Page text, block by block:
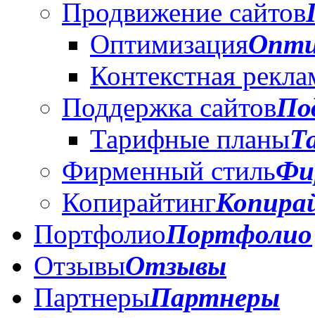
Продвижение сайтов
Оптимизация
Контекстная
Поддержка сайтов
Тарифные планы
Фирменный стиль
Копирайтинг
ПортфолиоПортфолио
ОтзывыОтзывы
ПартнерыПартнеры